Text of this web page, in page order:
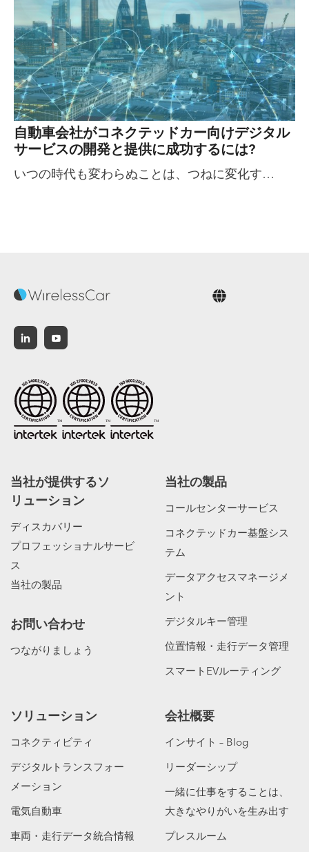
自動車会社がコネクテッドカー向けデジタル
サービスの開発と提供に成功するには?
いつの時代も変わらぬことは、つねに変化す…
当社が提供するソ
リューション
ディスカバリー
プロフェッショナルサービ
ス
当社の製品
お問い合わせ
つながりましょう
当社の製品
コールセンターサービス
コネクテッドカー基盤シス
テム
データアクセスマネージメ
ント
デジタルキー管理
位置情報・走行データ管理
スマートEVルーティング
ソリューション
コネクティビティ
デジタルトランスフォー
メーション
電気自動車
車両・走行データ統合情報
会社概要
インサイト – Blog
リーダーシップ
一緒に仕事をすることは、
大きなやりがいを生み出す
プレスルーム